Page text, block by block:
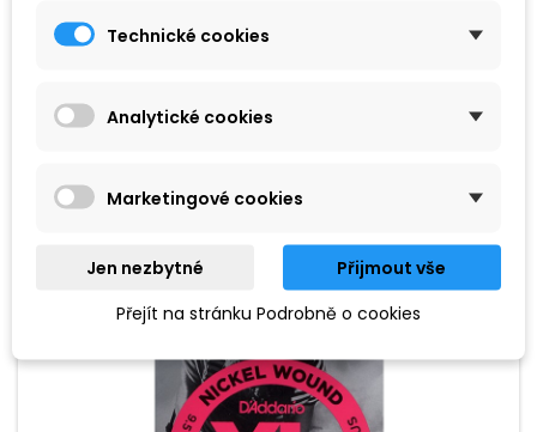
Ernie Ball 2223 - sada strun pro elektrickou kytaru .009/.042.
Technické cookies
Analytické cookies
Marketingové cookies
Jen nezbytné
Přijmout vše
Přejít na stránku Podrobně o cookies